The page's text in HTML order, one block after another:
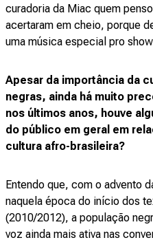
curadoria da Miac quem
acertaram em cheio, porque
uma música especial pro
Apesar da importância da
negras, ainda há muito
nos últimos anos, houve
do público em geral em
cultura afro-brasileira?
Entendo que, com o advento
naquela época do início dos
(2010/2012), a população
voz ainda mais ativa nas